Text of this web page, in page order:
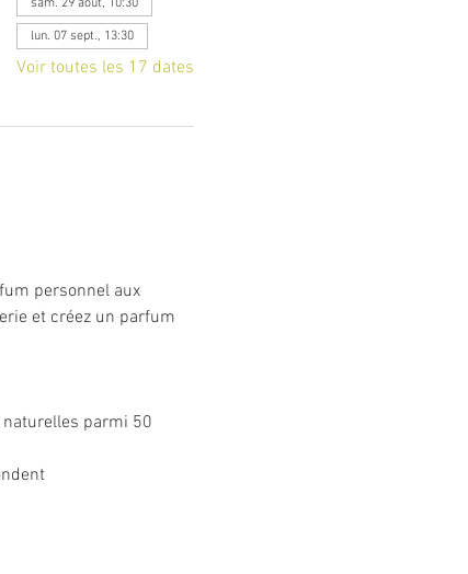
sam. 29 août, 10:30
lun. 07 sept., 13:30
Voir toutes les 17 dates
personnel aux
et créez un parfum
parmi 50